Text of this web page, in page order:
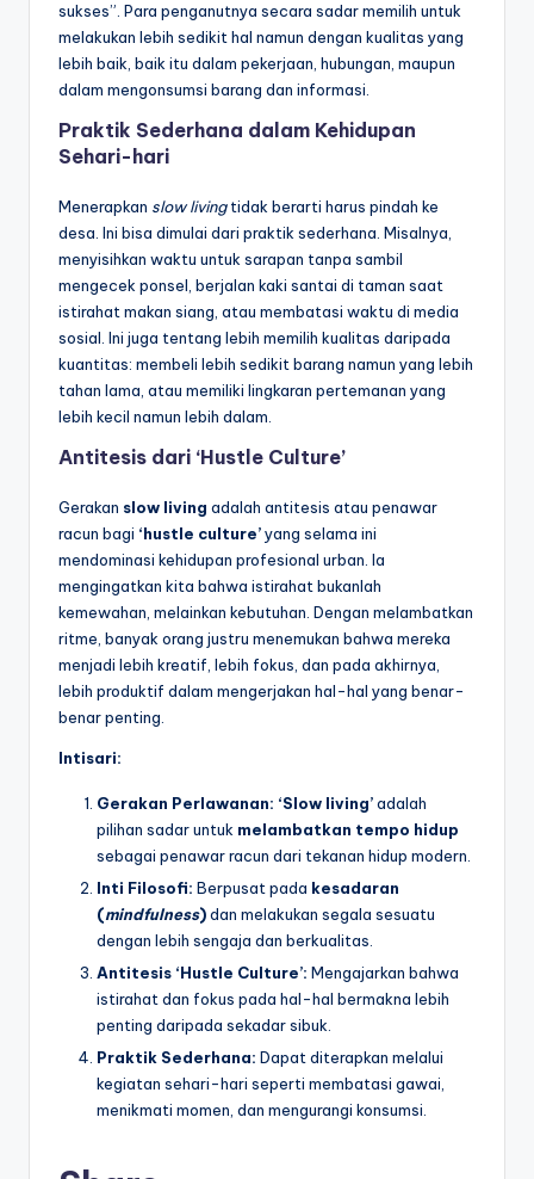
sukses”. Para penganutnya secara sadar memilih untuk
melakukan lebih sedikit hal namun dengan kualitas yang
lebih baik, baik itu dalam pekerjaan, hubungan, maupun
dalam mengonsumsi barang dan informasi.
Praktik Sederhana dalam Kehidupan
Sehari-hari
Menerapkan slow livingtidak berarti harus pindah ke
desa. Ini bisa dimulai dari praktik sederhana. Misalnya,
menyisihkan waktu untuk sarapan tanpa sambil
mengecek ponsel, berjalan kaki santai di taman saat
istirahat makan siang, atau membatasi waktu di media
sosial. Ini juga tentang lebih memilih kualitas daripada
kuantitas: membeli lebih sedikit barang namun yang lebih
tahan lama, atau memiliki lingkaran pertemanan yang
lebih kecil namun lebih dalam.
Antitesis dari ‘Hustle Culture’
Gerakan slow living adalah antitesis atau penawar
racun bagi ‘hustle culture’yang selama ini
mendominasi kehidupan profesional urban. Ia
mengingatkan kita bahwa istirahat bukanlah
kemewahan, melainkan kebutuhan. Dengan melambatkan
ritme, banyak orang justru menemukan bahwa mereka
menjadi lebih kreatif, lebih fokus, dan pada akhirnya,
lebih produktif dalam mengerjakan hal-hal yang benar-
benar penting.
Intisari:
Gerakan Perlawanan: ‘Slow living’adalah
pilihan sadar untuk melambatkan tempo hidup
sebagai penawar racun dari tekanan hidup modern.
Inti Filosofi: Berpusat pada kesadaran
(mindfulness)dan melakukan segala sesuatu
dengan lebih sengaja dan berkualitas.
Antitesis ‘Hustle Culture’: Mengajarkan bahwa
istirahat dan fokus pada hal-hal bermakna lebih
penting daripada sekadar sibuk.
Praktik Sederhana: Dapat diterapkan melalui
kegiatan sehari-hari seperti membatasi gawai,
menikmati momen, dan mengurangi konsumsi.